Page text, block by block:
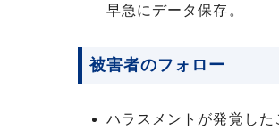
早急にデータ保存。
被害者のフォロー
ハラスメントが発覚した